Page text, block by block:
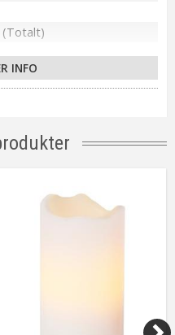
(Totalt)
ljuskälla
(Ingår ej). Lyser ca.500h.
INFO